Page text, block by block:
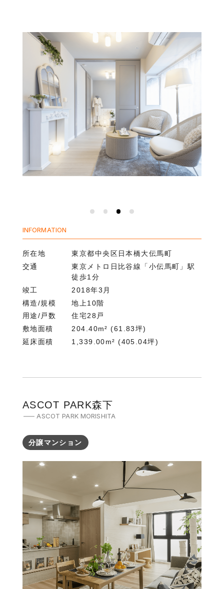
INFORMATION
所在地
東京都中央区日本橋大伝馬町
交通
東京メトロ日比谷線「小伝馬町」駅
徒歩1分
竣工
2018年3月
構造/規模
地上10階
用途/戸数
住宅28戸
敷地面積
204.40m² (61.83坪)
延床面積
1,339.00m² (405.04坪)
ASCOT PARK森下
ASCOT PARK MORISHITA
分譲マンション